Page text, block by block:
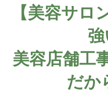
【美容サロ
強
美容店舗工
だか